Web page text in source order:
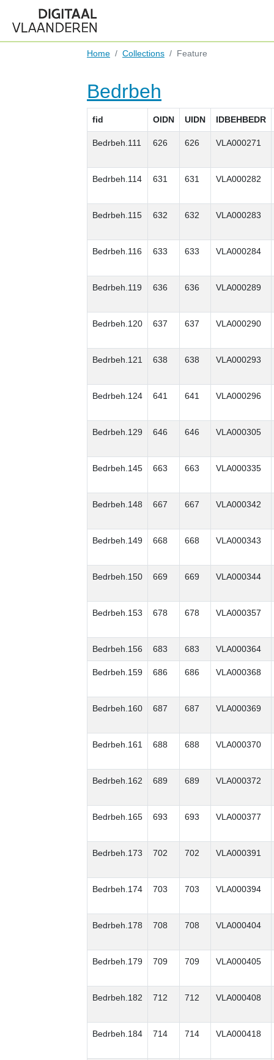
Home Collections Feature
Bedrbeh
fid OIDN UIDN IDBEHBEDR
Bedrbeh.111 626 626 VLA000271
Bedrbeh.114 631 631 VLA000282
Bedrbeh.115 632 632 VLA000283
Bedrbeh.116 633 633 VLA000284
Bedrbeh.119 636 636 VLA000289
Bedrbeh.120 637 637 VLA000290
Bedrbeh.121 638 638 VLA000293
Bedrbeh.124 641 641 VLA000296
Bedrbeh.129 646 646 VLA000305
Bedrbeh.145 663 663 VLA000335
Bedrbeh.148 667 667 VLA000342
Bedrbeh.149 668 668 VLA000343
Bedrbeh.150 669 669 VLA000344
Bedrbeh.153 678 678 VLA000357
Bedrbeh.156 683 683 VLA000364
Bedrbeh.159 686 686 VLA000368
Bedrbeh.160 687 687 VLA000369
Bedrbeh.161 688 688 VLA000370
Bedrbeh.162 689 689 VLA000372
Bedrbeh.165 693 693 VLA000377
Bedrbeh.173 702 702 VLA000391
Bedrbeh.174 703 703 VLA000394
Bedrbeh.178 708 708 VLA000404
Bedrbeh.179 709 709 VLA000405
Bedrbeh.182 712 712 VLA000408
Bedrbeh.184 714 714 VLA000418